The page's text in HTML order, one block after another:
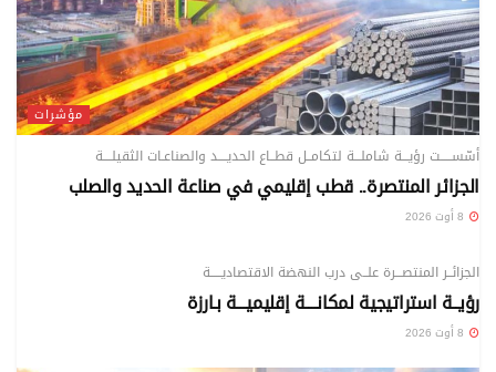
مؤشرات
أسّســـــت رؤيـــة شاملـــة لتكامــل قطــاع الحديــــد والصناعـات الثقيلــــة
الجزائر المنتصرة.. قطب إقليمي في صناعة الحديد والصلب
الجزائــر المنتصـــرة علــى درب النهضة الاقتصاديـــــة
رؤيــة استراتيجية لمكانــــة إقليميـــة بـارزة